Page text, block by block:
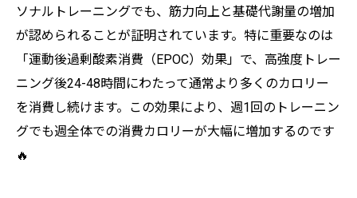
ソナルトレーニングでも、筋力向上と基礎代謝量の増加
が認められることが証明されています。特に重要なのは
「運動後過剰酸素消費（EPOC）効果」で、高強度トレー
ニング後24-48時間にわたって通常より多くのカロリー
を消費し続けます。この効果により、週1回のトレーニン
グでも週全体での消費カロリーが大幅に増加するのです
🔥